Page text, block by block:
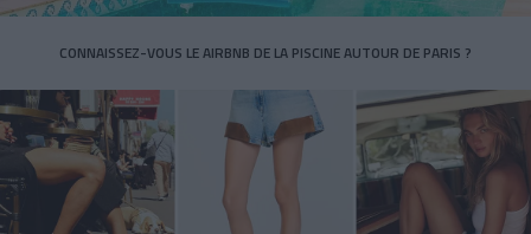
CONNAISSEZ-VOUS LE AIRBNB DE LA PISCINE AUTOUR DE PARIS ?